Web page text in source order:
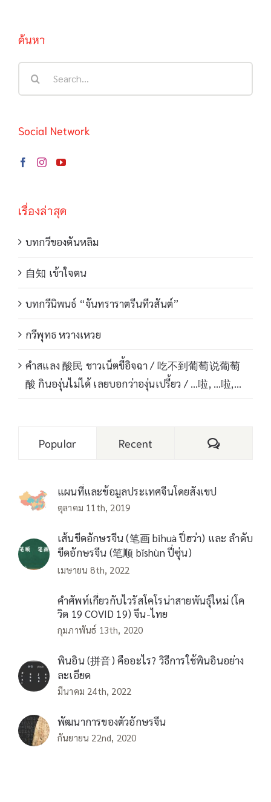
ค้นหา
Social Network
เรื่องล่าสุด
บทกวีของตันหลิม
自知 เข้าใจตน
บทกวีนิพนธ์ “จันทราราตรีนทีวสันต์”
กวีพุทธ หวางเหวย
คำสแลง 酸民 ชาวเน็ตขี้อิจฉา / 吃不到葡萄说葡萄
酸 กินองุ่นไม่ได้ เลยบอกว่าองุ่นเปรี้ยว / …啦, …啦,…
Popular Recent Comments
แผนที่และข้อมูลประเทศจีนโดยสังเขป
ตุลาคม 11th, 2019
เส้นขีดอักษรจีน (笔画 bǐhuà ปี่ฮว่า) และ ลำดับ
ขีดอักษรจีน (笔顺 bǐshùn ปี่ซุ่น)
เมษายน 8th, 2022
คำศัพท์เกี่ยวกับไวรัสโคโรน่าสายพันธุ์ใหม่ (โค
วิด 19 COVID 19) จีน-ไทย
กุมภาพันธ์ 13th, 2020
พินอิน (拼音) คืออะไร? วิธีการใช้พินอินอย่าง
ละเอียด
มีนาคม 24th, 2022
พัฒนาการของตัวอักษรจีน
กันยายน 22nd, 2020